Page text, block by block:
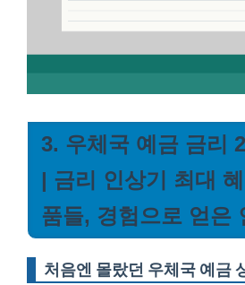
3. 우체국 예금 금리
| 금리 인상기 최대
품들, 경험으로 얻은
처음엔 몰랐던 우체국 예금